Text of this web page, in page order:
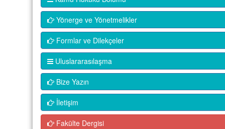
Yönerge ve Yönetmelikler
Formlar ve Dilekçeler
Uluslararasılaşma
Bize Yazın
İletişim
Fakülte Dergisi